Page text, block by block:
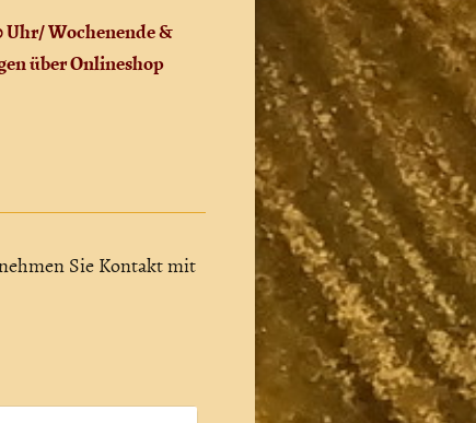
Uhr/ Wochenende &
über Onlineshop
Sie Kontakt mit